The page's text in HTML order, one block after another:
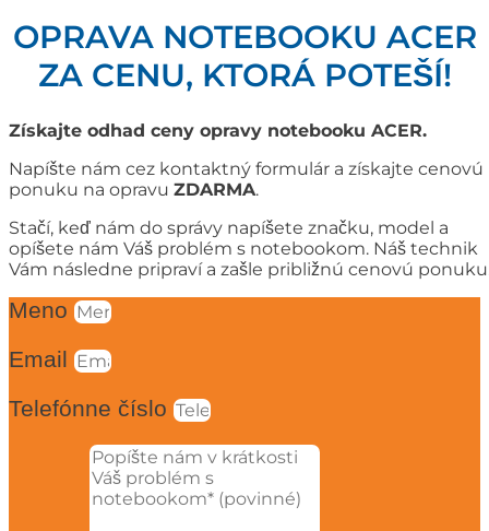
OPRAVA NOTEBOOKU ACER
ZA CENU, KTORÁ POTEŠÍ!
Získajte odhad ceny opravy notebooku ACER.
Napíšte nám cez kontaktný formulár a získajte cenovú
ponuku na opravu ZDARMA.
Stačí, keď nám do správy napíšete značku, model a
opíšete nám Váš problém s notebookom. Náš technik
Vám následne pripraví a zašle približnú cenovú
Meno
Email
Telefónne číslo